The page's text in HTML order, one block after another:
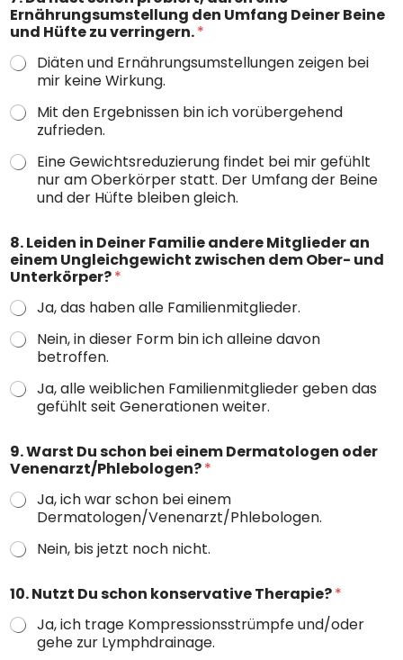
Ernährungsumstellung den Umfang Deiner Beine
und Hüfte zu verringern.*
Diäten und Ernährungsumstellungen zeigen bei
mir keine Wirkung.
Mit den Ergebnissen bin ich vorübergehend
zufrieden.
Eine Gewichtsreduzierung findet bei mir gefühlt
nur am Oberkörper statt. Der Umfang der Beine
und der Hüfte bleiben gleich.
e
r
b
r
i
n
g
t
E
ä
h
u
g
s
m
s
t
e
8. Leiden in Deiner Familie andere Mitglieder an
einem Ungleichgewicht zwischen dem Ober- und
Unterkörper?*
Ja, das haben alle Familienmitglieder.
Nein, in dieser Form bin ich alleine davon
betroffen.
Ja, alle weiblichen Familienmitglieder geben das
gefühlt seit Generationen weiter.
9. Warst Du schon bei einem Dermatologen oder
Venenarzt/Phlebologen?*
Ja, ich war schon bei einem
Dermatologen/Venenarzt/Phlebologen.
Nein, bis jetzt noch nicht.
10. Nutzt Du schon konservative Therapie?*
Ja, ich trage Kompressionsstrümpfe und/oder
gehe zur Lymphdrainage.